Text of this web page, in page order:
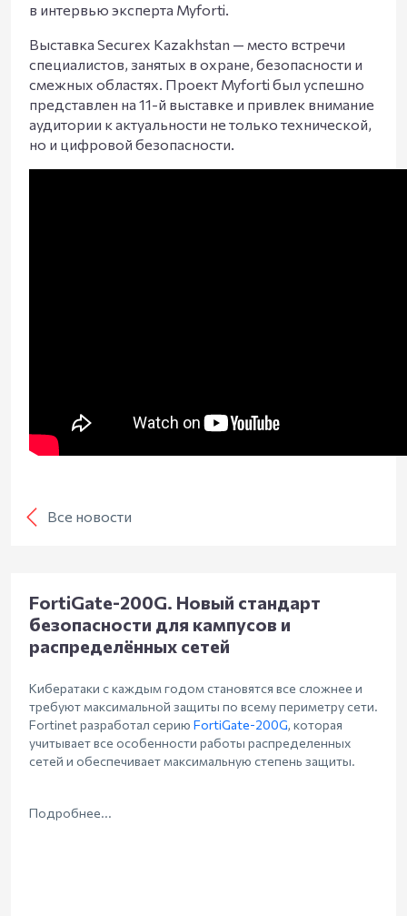
в интервью эксперта Myforti.
Выставка Securex Kazakhstan — место встречи
специалистов, занятых в охране, безопасности и
смежных областях. Проект Myforti был успешно
представлен на 11-й выставке и привлек внимание
аудитории к актуальности не только технической,
но и цифровой безопасности.
Все новости
FortiGate-200G. Новый стандарт
безопасности для кампусов и
распределённых сетей
Кибератаки с каждым годом становятся все сложнее и
требуют максимальной защиты по всему периметру сети.
Fortinet разработал серию FortiGate-200G, которая
учитывает все особенности работы распределенных
сетей и обеспечивает максимальную степень защиты.
Подробнее...